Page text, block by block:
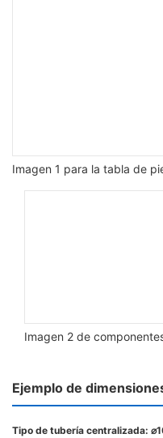
Imagen 1 para la tabla de
Imagen 2 de
Ejemplo de
Tipo de tubería centralizada: